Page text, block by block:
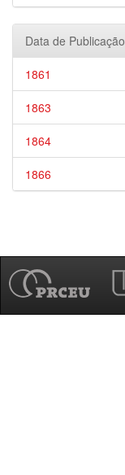
Data de Publicação
1861
1863
1864
1866